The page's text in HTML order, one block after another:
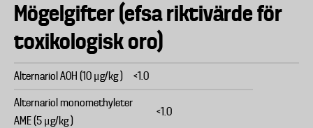
Mögelgifter (efsa riktivärde för
toxikologisk oro)
Alternariol AOH (10 μg/kg ) <1.0
Alternariol monomethyleter
AME (5 μg/kg )
<1.0